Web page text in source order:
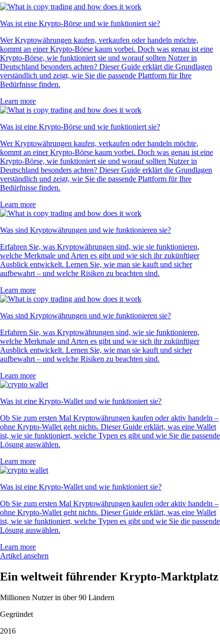
Was ist eine Krypto-Börse und wie funktioniert sie?
Wer Kryptowährungen kaufen, verkaufen oder handeln möchte,
kommt an einer Krypto-Börse kaum vorbei. Doch was genau ist eine
Krypto-Börse, wie funktioniert sie und worauf sollten Nutzer in
Deutschland besonders achten? Dieser Guide erklärt die Grundlagen
verständlich und zeigt, wie Sie die passende Plattform für Ihre
Bedürfnisse finden.
Learn more
Was ist eine Krypto-Börse und wie funktioniert sie?
Wer Kryptowährungen kaufen, verkaufen oder handeln möchte,
kommt an einer Krypto-Börse kaum vorbei. Doch was genau ist eine
Krypto-Börse, wie funktioniert sie und worauf sollten Nutzer in
Deutschland besonders achten? Dieser Guide erklärt die Grundlagen
verständlich und zeigt, wie Sie die passende Plattform für Ihre
Bedürfnisse finden.
Learn more
Was sind Kryptowährungen und wie funktionieren sie?
Erfahren Sie, was Kryptowährungen sind, wie sie funktionieren,
welche Merkmale und Arten es gibt und wie sich ihr zukünftiger
Ausblick entwickelt. Lernen Sie, wie man sie kauft und sicher
aufbewahrt – und welche Risiken zu beachten sind.
Learn more
Was sind Kryptowährungen und wie funktionieren sie?
Erfahren Sie, was Kryptowährungen sind, wie sie funktionieren,
welche Merkmale und Arten es gibt und wie sich ihr zukünftiger
Ausblick entwickelt. Lernen Sie, wie man sie kauft und sicher
aufbewahrt – und welche Risiken zu beachten sind.
Learn more
Was ist eine Krypto-Wallet und wie funktioniert sie?
Ob Sie zum ersten Mal Kryptowährungen kaufen oder aktiv handeln –
ohne Krypto-Wallet geht nichts. Dieser Guide erklärt, was eine Wallet
ist, wie sie funktioniert, welche Typen es gibt und wie Sie die passende
Lösung auswählen.
Learn more
Was ist eine Krypto-Wallet und wie funktioniert sie?
Ob Sie zum ersten Mal Kryptowährungen kaufen oder aktiv handeln –
ohne Krypto-Wallet geht nichts. Dieser Guide erklärt, was eine Wallet
ist, wie sie funktioniert, welche Typen es gibt und wie Sie die passende
Lösung auswählen.
Learn more
Artikel ansehen
Ein weltweit führender Krypto-Marktplatz
Millionen Nutzer in über 90 Ländern
Gegründet
2016